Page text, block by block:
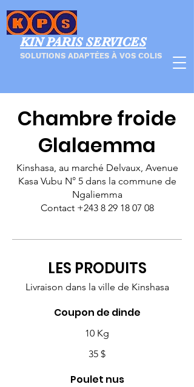
KIN PARIS SERVICES
SOLUTIONS ADAPTÉES À VOS COLIS
Chambre froide
Glalaemma
Kinshasa, au marché Delvaux, Avenue
Kasa Vubu N° 5 dans la commune de
Ngaliemma
Contact +243 8 29 18 07 08
LES PRODUITS
Livraison dans la ville de Kinshasa
Coupon de dinde
10 Kg
35 $
Poulet nus